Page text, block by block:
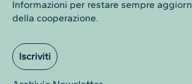
Informazioni per restare sempre
della cooperazione.
Iscriviti